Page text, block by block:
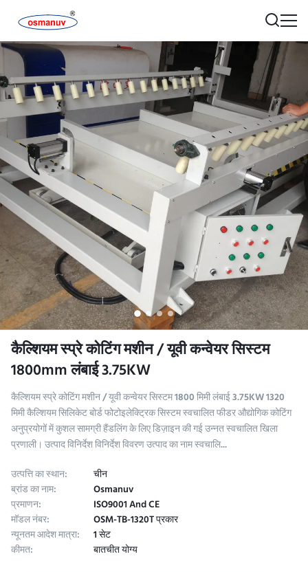
कैल्शियम स्प्रे कोटिंग मशीन / यूवी कन्वेयर सिस्टम
1800mm लंबाई 3.75KW
कैल्शियम स्प्रे कोटिंग मशीन / यूवी कन्वेयर सिस्टम 1800 मिमी लंबाई 3.75KW 1320
मिमी कैल्शियम सिलिकेट बोर्ड फोटोइलेक्ट्रिक सिस्टम स्वचालित फीडर औद्योगिक कोटिंग
अनुप्रयोगों में कुशल सामग्री हैंडलिंग के लिए डिज़ाइन की गई उन्नत स्वचालित खिला
प्रणाली। उत्पाद विनिर्देश विनिर्देश विवरण उत्पाद का नाम स्वचालि...
उत्पत्ति का स्थान:
चीन
ब्रांड का नाम: Osmanuv
प्रमाणन: ISO9001 And CE
मॉडल नंबर: OSM-TB-1320T प्रकार
न्यूनतम आदेश मात्रा: 1 सेट
कीमत: बातचीत योग्य